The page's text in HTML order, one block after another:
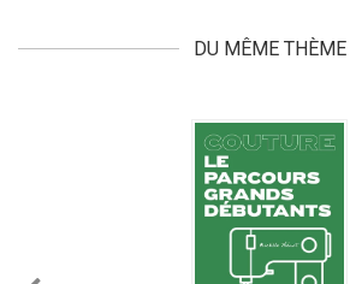
DU MÊME THÈME